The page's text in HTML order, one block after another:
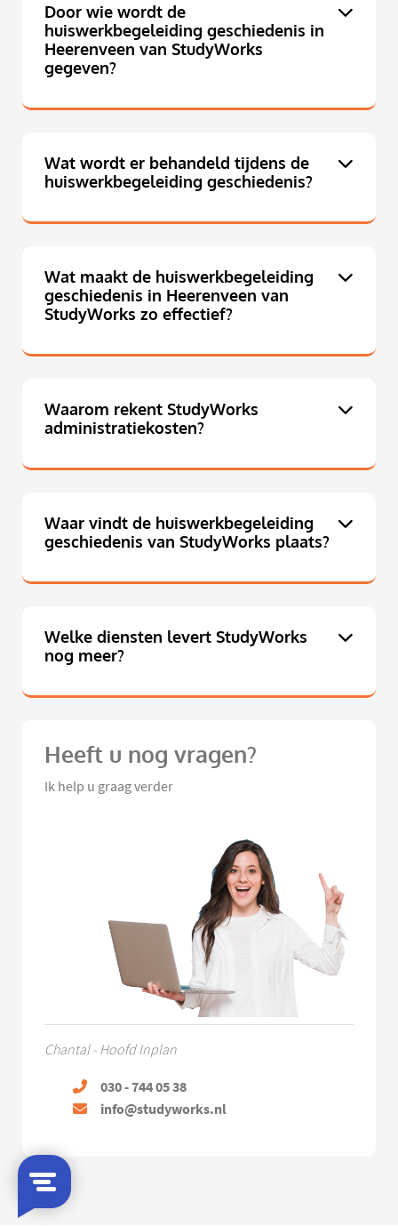
Door wie wordt de
huiswerkbegeleiding geschiedenis in
Heerenveen van StudyWorks
gegeven?
Wat wordt er behandeld tijdens de
huiswerkbegeleiding geschiedenis?
Wat maakt de huiswerkbegeleiding
geschiedenis in Heerenveen van
StudyWorks zo effectief?
Waarom rekent StudyWorks
administratiekosten?
Waar vindt de huiswerkbegeleiding
geschiedenis van StudyWorks plaats?
Welke diensten levert StudyWorks
nog meer?
Heeft u nog vragen?
Ik help u graag verder
Chantal - Hoofd Inplan
030 - 744 05 38
info@studyworks.nl